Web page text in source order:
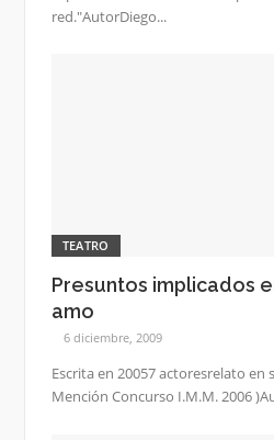
red."AutorDiego...
TEATRO
Presuntos implicados
amo
6 diciembre, 2009
Escrita en 20057 actoresrelato en
Mención Concurso I.M.M. 2006